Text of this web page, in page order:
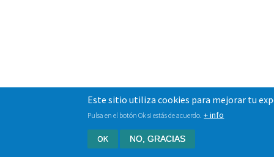
Este sitio utiliza cookies para mejorar tu
Pulsa en el botón Ok si estás de acuerdo. + info
OK NO, GRACIAS